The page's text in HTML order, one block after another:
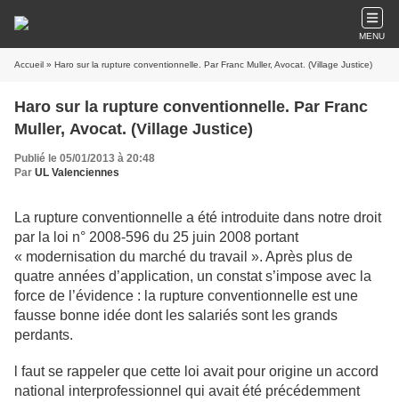
MENU
Accueil » Haro sur la rupture conventionnelle. Par Franc Muller, Avocat. (Village Justice)
Haro sur la rupture conventionnelle. Par Franc
Muller, Avocat. (Village Justice)
Publié le 05/01/2013 à 20:48
Par UL Valenciennes
La rupture conventionnelle a été introduite dans notre droit
par la loi n° 2008-596 du 25 juin 2008 portant
« modernisation du marché du travail ». Après plus de
quatre années d’application, un constat s’impose avec la
force de l’évidence : la rupture conventionnelle est une
fausse bonne idée dont les salariés sont les grands
perdants.
l faut se rappeler que cette loi avait pour origine un accord
national interprofessionnel qui avait été précédemment